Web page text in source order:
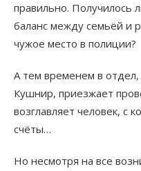
правильно. Получилось
баланс между семьёй и
чужое место в полиции?
А тем временем в отдел,
Кушнир, приезжает
возглавляет человек, с
счёты…
Но несмотря на все